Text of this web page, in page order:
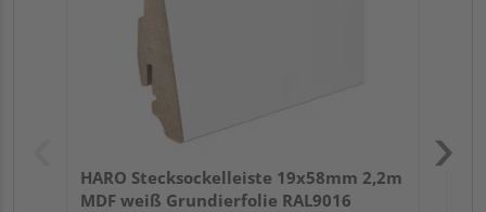
HARO Stecksockelleiste 19x58mm 2,2m
MDF weiß Grundierfolie RAL9016